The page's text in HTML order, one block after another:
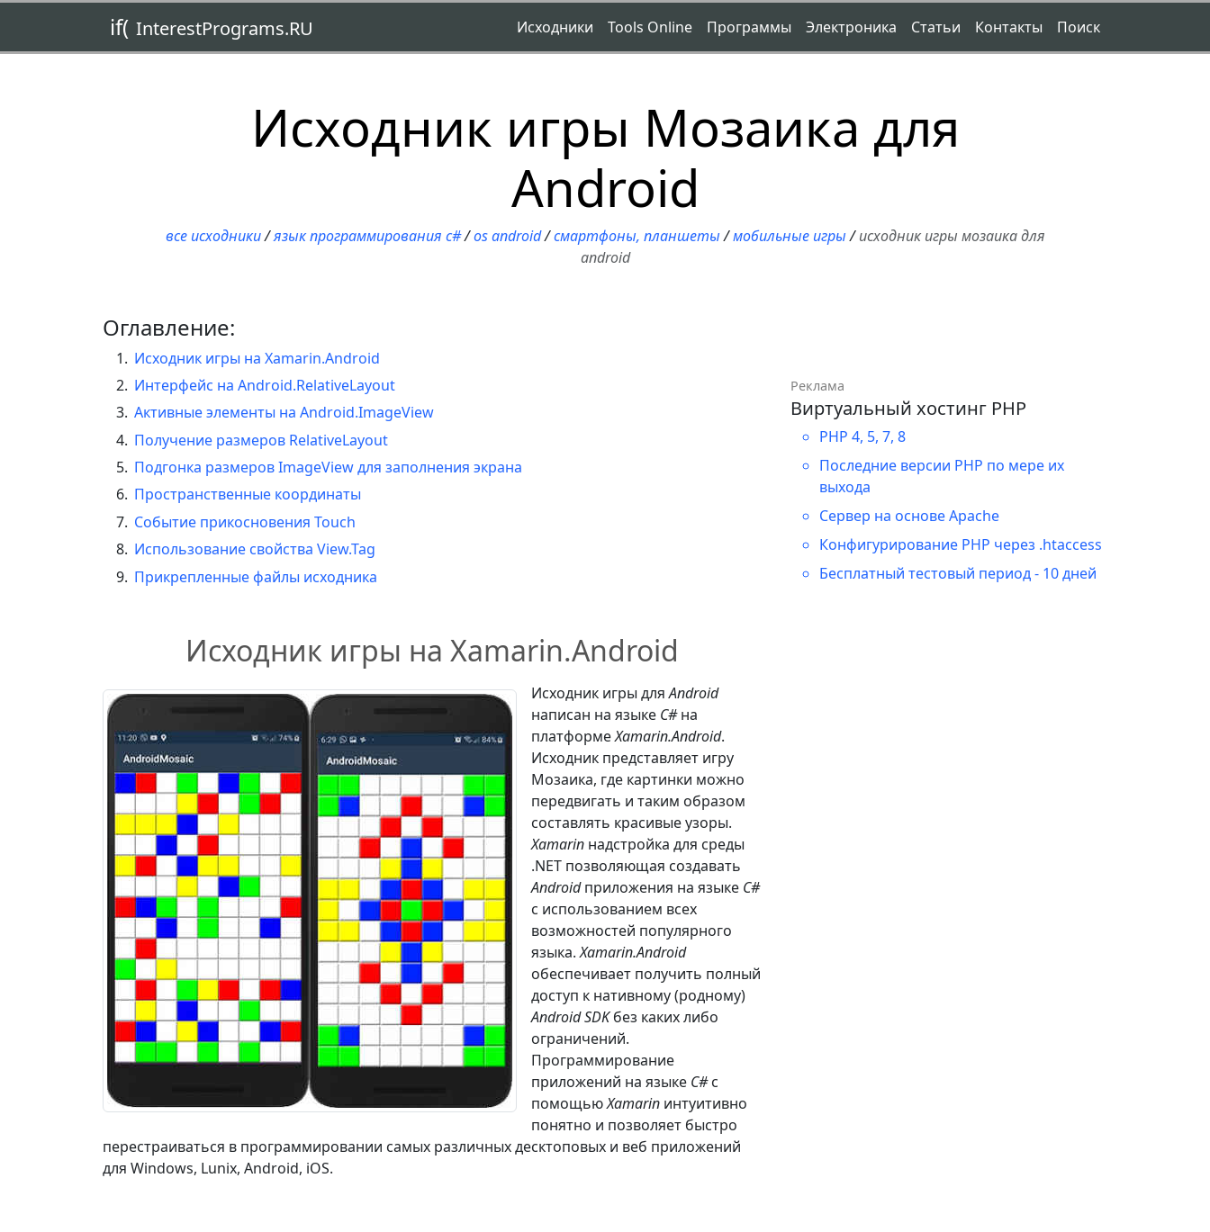
if( InterestPrograms.RU Исходники Tools Online Программы Электроника Статьи Контакты Поиск
Исходник игры Мозаика для
Android
все исходники/язык программирования c#/os android/смартфоны, планшеты/мобильные игры/исходник игры мозаика для
android
Оглавление:
Исходник игры на Xamarin.Android
Интерфейс на Android.RelativeLayout
Активные элементы на Android.ImageView
Получение размеров RelativeLayout
Подгонка размеров ImageView для заполнения экрана
Пространственные координаты
Событие прикосновения Touch
Использование свойства View.Tag
Прикрепленные файлы исходника
Исходник игры на Xamarin.Android
Исходник игры дляAndroid
написан на языке C#на
платформеXamarin.Android.
Исходник представляет игру
Мозаика, где картинки можно
передвигать и таким образом
составлять красивые узоры.
Xamarin надстройка для среды
.NET позволяющая создавать
Androidприложения на языке C#
с использованием всех
возможностей популярного
языка.Xamarin.Android
обеспечивает получить полный
доступ к нативному (родному)
Android SDKбез каких либо
ограничений.
Программирование
приложений на языке C#с
помощьюXamarin интуитивно
понятно и позволяет быстро
перестраиваться в программировании самых различных десктоповых и веб приложений
для Windows, Lunix, Android, iOS.
Реклама
Виртуальный хостинг PHP
PHP 4, 5, 7, 8
Последние версии PHP по мере их
выхода
Сервер на основе Apache
Конфигурирование PHP через .htaccess
Бесплатный тестовый период - 10 дней